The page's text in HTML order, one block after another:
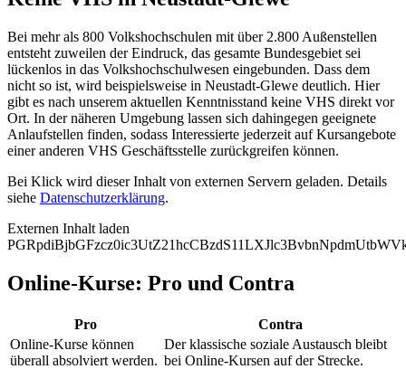
Bei mehr als 800 Volkshochschulen mit über 2.800 Außenstellen
entsteht zuweilen der Eindruck, das gesamte Bundesgebiet sei
lückenlos in das Volkshochschulwesen eingebunden. Dass dem
nicht so ist, wird beispielsweise in Neustadt-Glewe deutlich. Hier
gibt es nach unserem aktuellen Kenntnisstand keine VHS direkt vor
Ort. In der näheren Umgebung lassen sich dahingegen geeignete
Anlaufstellen finden, sodass Interessierte jederzeit auf Kursangebote
einer anderen VHS Geschäftsstelle zurückgreifen können.
Bei Klick wird dieser Inhalt von externen Servern geladen. Details
siehe Datenschutzerklärung.
Externen Inhalt laden
Online-Kurse: Pro und Contra
Pro
Contra
Online-Kurse können
überall absolviert werden.
Der klassische soziale Austausch bleibt
bei Online-Kursen auf der Strecke.